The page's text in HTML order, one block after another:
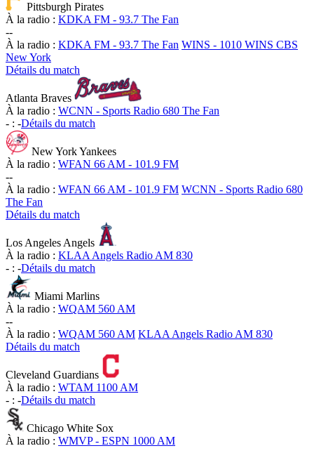
Pittsburgh Pirates
À la radio : KDKA FM - 93.7 The Fan
--
À la radio : KDKA FM - 93.7 The Fan WINS - 1010 WINS CBS
New York
Détails du match
Atlanta Braves
À la radio : WCNN - Sports Radio 680 The Fan
- : -Détails du match
New York Yankees
À la radio : WFAN 66 AM - 101.9 FM
--
À la radio : WFAN 66 AM - 101.9 FM WCNN - Sports Radio 680
The Fan
Détails du match
Los Angeles Angels
À la radio : KLAA Angels Radio AM 830
- : -Détails du match
Miami Marlins
À la radio : WQAM 560 AM
--
À la radio : WQAM 560 AM KLAA Angels Radio AM 830
Détails du match
Cleveland Guardians
À la radio : WTAM 1100 AM
- : -Détails du match
Chicago White Sox
À la radio : WMVP - ESPN 1000 AM